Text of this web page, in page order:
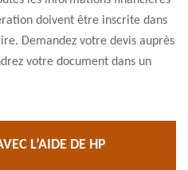
doivent être inscrite dans
Demandez votre devis auprès
votre document dans un
L’AIDE DE HP